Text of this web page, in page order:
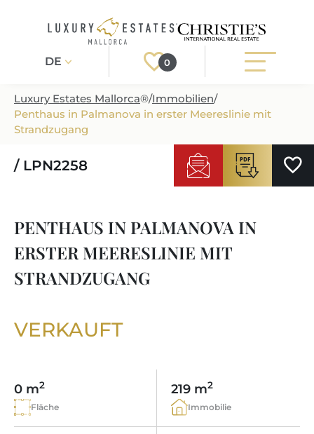
DE 0
Registrieren Login
IMMOBILIEN
BAUPROJEKTE
NEUBAUVILLEN
LUXUSIMMOBILIEN
UNSER SERVICE
IMMOBILIEN SCOUT
STEUERN UND KAUFNEBENKOSTEN
IHR LUXUSMAKLER AUF MALLORCA
IMMOBILIENMAKLER IN PORTALS
KUNDENSTIMMEN
BLOG
REGIONEN
REGION ANDRATX
REGION PORTALS
MALLORCA KULINARISCH
SHOPPING AUF MALLORCA
FREIZEITAKTIVITÄTEN AUF MALLORCA
KONTAKT
Luxury Estates Mallorca®/Immobilien/
Penthaus in Palmanova in erster Meereslinie mit
Strandzugang
/ LPN2258
PENTHAUS IN PALMANOVA IN
ERSTER MEERESLINIE MIT
STRANDZUGANG
VERKAUFT
0 m2
Fläche
219 m2
Immobilie